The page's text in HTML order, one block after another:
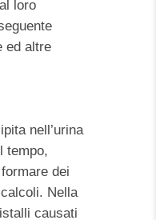
loro
ed altre
nell’urina
tempo,
dei
Nella
causati